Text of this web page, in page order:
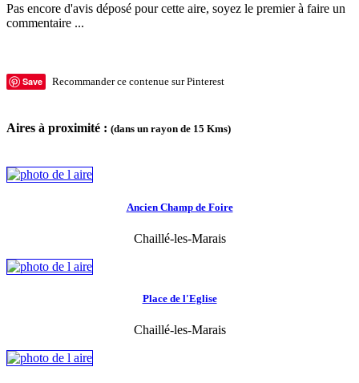
Pas encore d'avis déposé pour cette aire, soyez le premier à faire un
commentaire ...
Save Recommander ce contenue sur Pinterest
Aires à proximité : (dans un rayon de 15 Kms)
Ancien Champ de Foire
Chaillé-les-Marais
Place de l'Eglise
Chaillé-les-Marais